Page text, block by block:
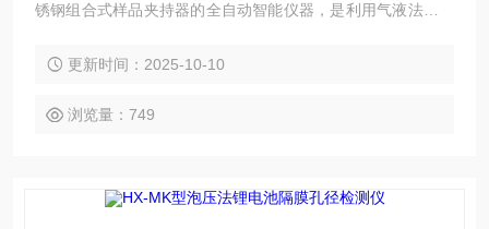
锈钢组合式样品夹持器的全自动智能仪器，是利用气液法分析
大孔径、*小孔径、平均孔径、孔径分布及渗透率的专用分析仪
等行业。
更新时间：2025-10-10
浏览量：749